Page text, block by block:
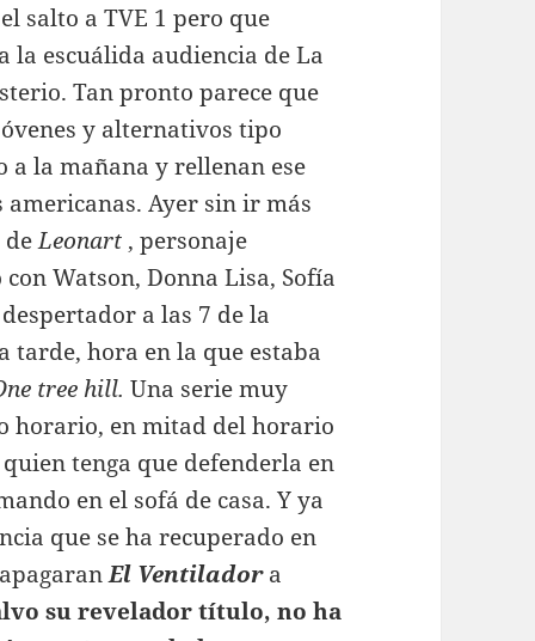
salto a TVE 1 pero que
la escuálida audiencia de La
Tan pronto parece que
y alternativos tipo
la mañana y rellenan ese
Ayer sin ir más
deLeonart , personaje
Watson, Donna Lisa, Sofía
a las 7 de la
tarde, hora en la que estaba
tree hill. Una serie muy
horario, en mitad del horario
tenga que defenderla en
en el sofá de casa. Y ya
que se ha recuperado en
apagaranEl Ventiladora
su revelador título, no ha